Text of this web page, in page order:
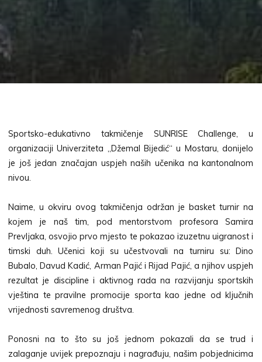
Sportsko-edukativno takmičenje SUNRISE Challenge, u
organizaciji Univerziteta „Džemal Bijedić“ u Mostaru, donijelo
je još jedan značajan uspjeh naših učenika na kantonalnom
nivou.
Naime, u okviru ovog takmičenja održan je basket turnir na
kojem je naš tim, pod mentorstvom profesora Samira
Prevljaka, osvojio prvo mjesto te pokazao izuzetnu uigranost i
timski duh. Učenici koji su učestvovali na turniru su: Dino
Bubalo, Davud Kadić, Arman Pajić i Rijad Pajić, a njihov uspjeh
rezultat je discipline i aktivnog rada na razvijanju sportskih
vještina te pravilne promocije sporta kao jedne od ključnih
vrijednosti savremenog društva.
Ponosni na to što su još jednom pokazali da se trud i
zalaganje uvijek prepoznaju i nagrađuju, našim pobjednicima